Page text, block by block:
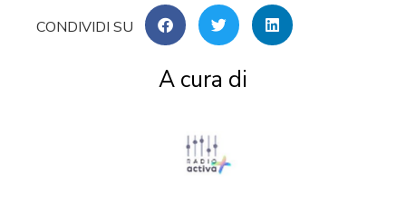
A cura di